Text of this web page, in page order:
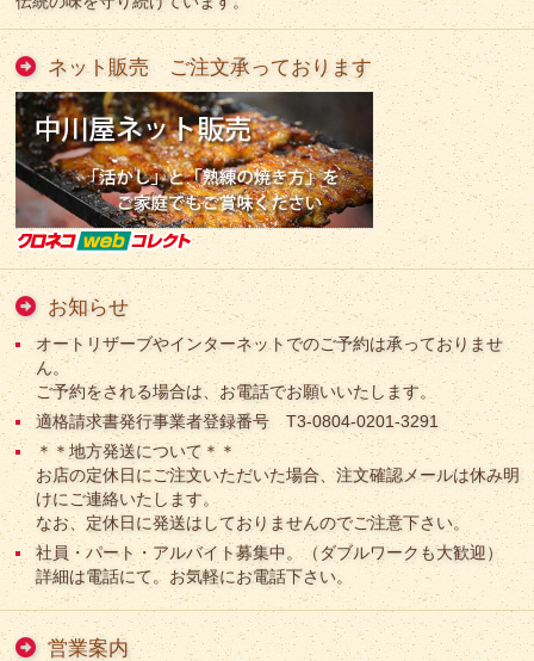
ネット販売 ご注文承っております
お知らせ
オートリザーブやインターネットでのご予約は承っておりませ
ん。
ご予約をされる場合は、お電話でお願いいたします。
適格請求書発行事業者登録番号 T3-0804-0201-3291
＊＊地方発送について＊＊
お店の定休日にご注文いただいた場合、注文確認メールは休み明
けにご連絡いたします。
なお、定休日に発送はしておりませんのでご注意下さい。
社員・パート・アルバイト募集中。（ダブルワークも大歓迎）
詳細は電話にて。お気軽にお電話下さい。
営業案内